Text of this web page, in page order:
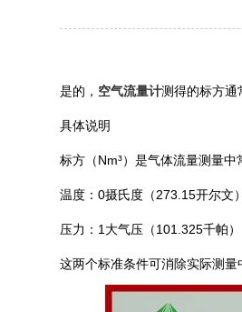
是的， 空气流量计测得的标方通
具体说明
标方（Nm³）是气体流量测量
温度‌：0摄氏度（273.15开尔文
‌压力‌：1大气压（101.325千帕）
这两个标准条件可消除实际测